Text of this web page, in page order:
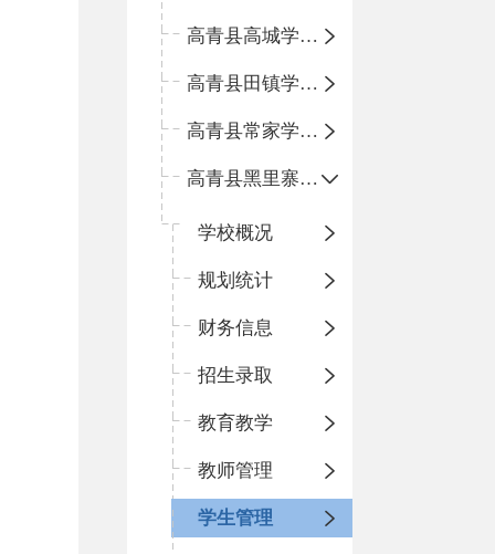
高青县高城学区中心小学
高青县田镇学区中心小学
高青县常家学区中心小学
高青县黑里寨学区中心小学
学校概况
规划统计
财务信息
招生录取
教育教学
教师管理
学生管理